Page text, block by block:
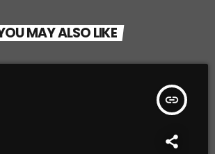
MAY ALSO LIKE
insert_link